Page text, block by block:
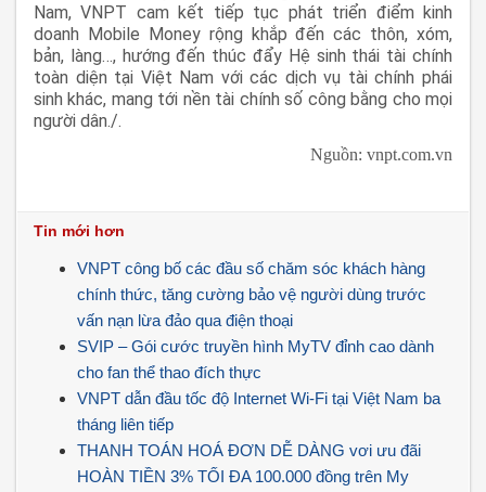
Nam, VNPT cam kết tiếp tục phát triển điểm kinh
doanh Mobile Money rộng khắp đến các thôn, xóm,
bản, làng…, hướng đến thúc đẩy Hệ sinh thái tài chính
toàn diện tại Việt Nam với các dịch vụ tài chính phái
sinh khác, mang tới nền tài chính số công bằng cho mọi
người dân./.
Nguồn: vnpt.com.vn
Tin mới hơn
VNPT công bố các đầu số chăm sóc khách hàng
chính thức, tăng cường bảo vệ người dùng trước
vấn nạn lừa đảo qua điện thoại
SVIP – Gói cước truyền hình MyTV đỉnh cao dành
cho fan thể thao đích thực
VNPT dẫn đầu tốc độ Internet Wi-Fi tại Việt Nam ba
tháng liên tiếp
THANH TOÁN HOÁ ĐƠN DỄ DÀNG vơi ưu đãi
HOÀN TIỀN 3% TỐI ĐA 100.000 đồng trên My